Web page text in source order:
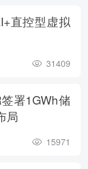
直控型虚拟
31409
署1GWh储
局
15971